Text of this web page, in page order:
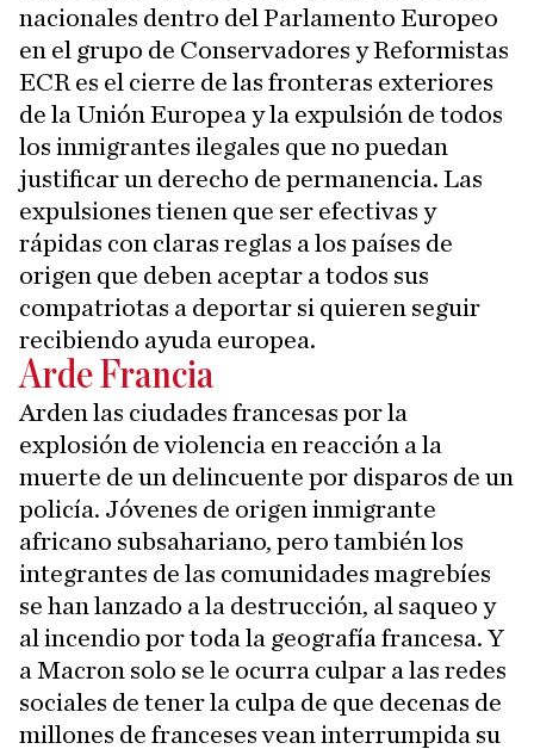
nacionales dentro del Parlamento Europeo
en el grupo de Conservadores y Reformistas
ECR es el cierre de las fronteras exteriores
de la Unión Europea y la expulsión de todos
los inmigrantes ilegales que no puedan
justificar un derecho de permanencia. Las
expulsiones tienen que ser efectivas y
rápidas con claras reglas a los países de
origen que deben aceptar a todos sus
compatriotas a deportar si quieren seguir
recibiendo ayuda europea.
Arde Francia
Arden las ciudades francesas por la
explosión de violencia en reacción a la
muerte de un delincuente por disparos de un
policía. Jóvenes de origen inmigrante
africano subsahariano, pero también los
integrantes de las comunidades magrebíes
se han lanzado a la destrucción, al saqueo y
al incendio por toda la geografía francesa. Y
a Macron solo se le ocurra culpar a las redes
sociales de tener la culpa de que decenas de
millones de franceses vean interrumpida su